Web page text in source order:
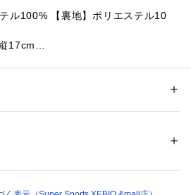
ル100% 【裏地】ポリエステル10
17cm
ランドタグは、ボードショーツと連
たスタイリングもおすすめ。
な風合いを持つノンストレッチ素